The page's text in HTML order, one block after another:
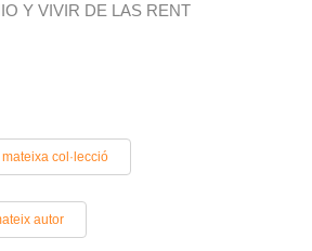
Y VIVIR DE LAS RENT
col·lecció
autor